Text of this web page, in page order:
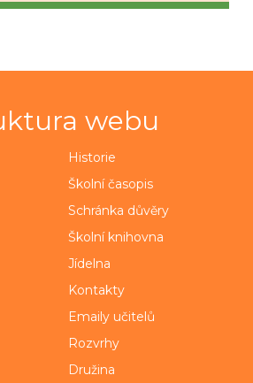
webu
Historie
Školní časopis
Schránka důvěry
Školní knihovna
Jídelna
Kontakty
Emaily učitelů
Rozvrhy
Družina